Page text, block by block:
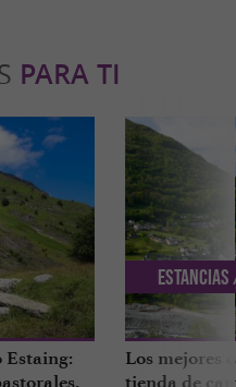
PARA TI
Estaing:
Los mejores
tienda de
Estancias